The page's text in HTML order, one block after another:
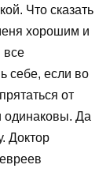
Что сказать
хорошим и
все
себе, если во
от
одинаковы. Да
Доктор